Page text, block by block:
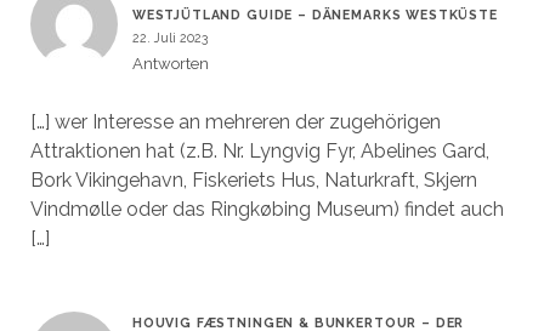
WESTJÜTLAND GUIDE – DÄNEMARKS WESTKÜSTE
22. Juli 2023
Antworten
[…] wer Interesse an mehreren der zugehörigen
Attraktionen hat (z.B. Nr. Lyngvig Fyr, Abelines Gard,
Bork Vikingehavn, Fiskeriets Hus, Naturkraft, Skjern
Vindmølle oder das Ringkøbing Museum) findet auch
[…]
HOUVIG FÆSTNINGEN & BUNKERTOUR – DER